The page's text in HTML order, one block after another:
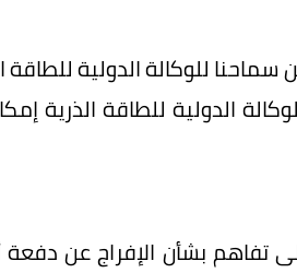
للوكالة الدولية
الدولية للطاقة
تفاهم بشأن الإفراج عن